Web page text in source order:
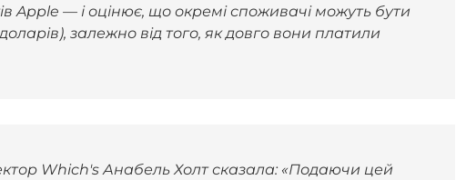
Apple — і оцінює, що окремі споживачі можуть бути
залежно від того, як довго вони платили
Which's Анабель Холт сказала: «Подаючи цей